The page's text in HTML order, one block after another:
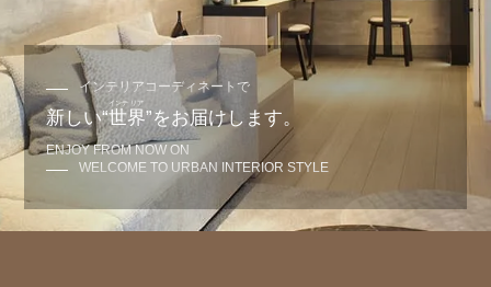
インテリアコーディネートで
新しい“世界”をお届けします。
ENJOY FROM NOW ON
WELCOME TO URBAN INTERIOR STYLE